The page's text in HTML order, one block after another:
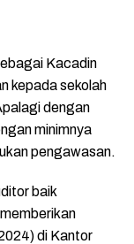
Kacadin
kepada sekolah
dengan
minimnya
pengawasan.
baik
di Kantor